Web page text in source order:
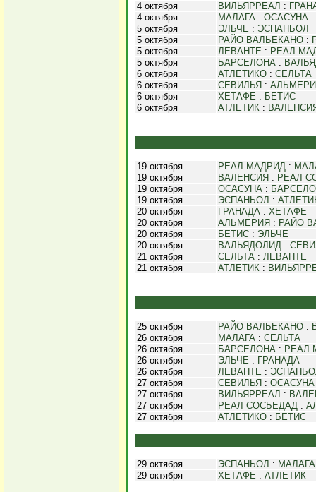
4 октября ВИЛЬЯРРЕАЛ :
4 октября
МАЛАГА : ОСАСУНА
5 октября
ЭЛЬЧЕ : ЭСПАНЬОЛ
5 октября
РАЙО ВАЛЬЕКАНО :
5 октября
ЛЕВАНТЕ : РЕАЛ
5 октября
БАРСЕЛОНА :
6 октября
АТЛЕТИКО : СЕЛЬТА
6 октября
СЕВИЛЬЯ :
6 октября
ХЕТАФЕ : БЕТИС
6 октября
АТЛЕТИК :
19 октября РЕАЛ МАДРИД :
19 октября
ВАЛЕНСИЯ : РЕАЛ
19 октября
ОСАСУНА :
19 октября
ЭСПАНЬОЛ :
20 октября
ГРАНАДА : ХЕТАФЕ
20 октября
АЛЬМЕРИЯ : РАЙО
20 октября
БЕТИС : ЭЛЬЧЕ
20 октября
ВАЛЬЯДОЛИД :
21 октября
СЕЛЬТА : ЛЕВАНТЕ
21 октября
АТЛЕТИК :
25 октября РАЙО ВАЛЬЕКАНО :
26 октября
МАЛАГА : СЕЛЬТА
26 октября
БАРСЕЛОНА : РЕАЛ
26 октября
ЭЛЬЧЕ : ГРАНАДА
26 октября
ЛЕВАНТЕ :
27 октября
СЕВИЛЬЯ : ОСАСУНА
27 октября
ВИЛЬЯРРЕАЛ :
27 октября
РЕАЛ СОСЬЕДАД :
27 октября
АТЛЕТИКО : БЕТИС
29 октября ЭСПАНЬОЛ : МАЛАГА
29 октября
ХЕТАФЕ : АТЛЕТИК